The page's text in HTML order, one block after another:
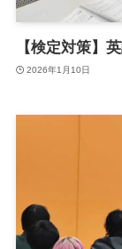
【検定対策】
2026年1月10日